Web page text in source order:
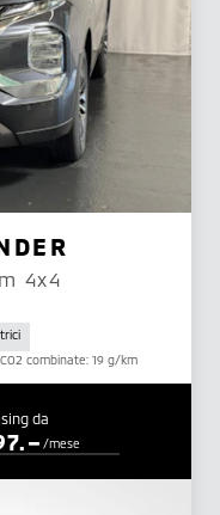
4x4
combinate: 19 g/km
da
/mese